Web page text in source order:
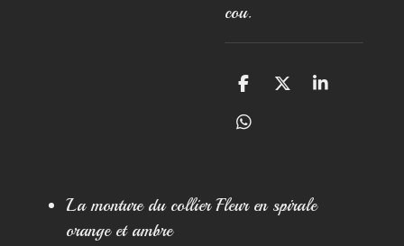
cou.
P
r
r
P
r
P
P
g
La monture du collier Fleur en spirale
orange et ambre